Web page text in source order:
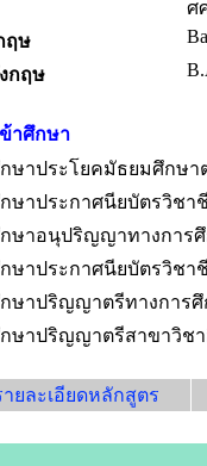
ศ
ฤษ
กฤษ
าศึกษา
กษาประโยคมัธยมศึกษ
กษาประกาศนียบัตรวิช
กษาอนุปริญญาทางการ
กษาประกาศนียบัตรวิช
กษาปริญญาตรีทางการ
กษาปริญญาตรีสาขาวิช
ยละเอียดหลักสูตร